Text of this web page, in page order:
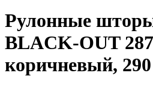
Рулонные
BLACK-OUT
коричневый,